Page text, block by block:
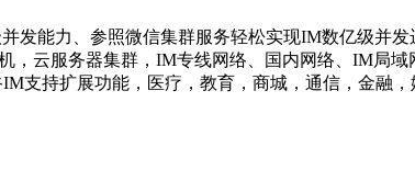
发能力、参照微信集群服务轻松实现IM数亿级并
云服务器集群，IM专线网络、国内网络、IM局域
支持扩展功能，医疗，教育，商城，通信，金融，